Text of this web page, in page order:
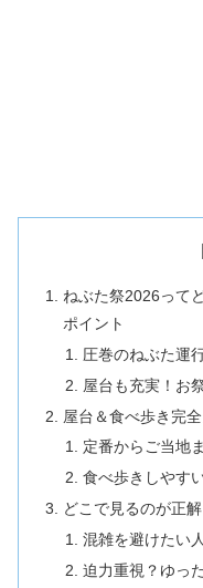
ねぶた祭2026って
ポイント
圧巻のねぶた運
屋台も充実！お
屋台＆食べ歩き完
定番からご当地
食べ歩きしやす
どこで見るのが正
混雑を避けたい
迫力重視？ゆっ